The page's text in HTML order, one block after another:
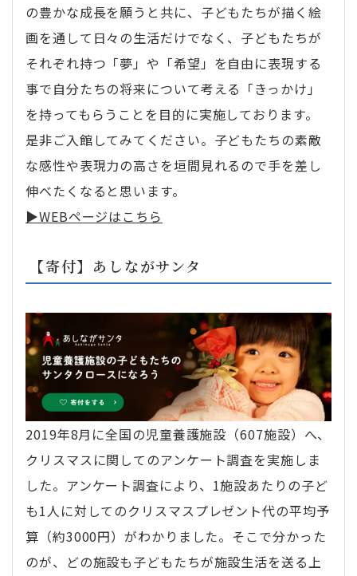
の豊かな成長を願うと共に、子どもたちが描く絵
画を通して日々の生活だけでなく、子どもたちが
それぞれ持つ「夢」や「希望」を自由に表現する
事で自分たちの将来について考える「きっかけ」
を持ってもらうことを目的に実施しております。
是非ご入館してみてください。子どもたちの素敵
な感性や表現力の高さを垣間見れるので手を差し
伸べたくなると思います。
▶︎WEBページはこちら
【寄付】あしながサンタ
2019年8月に全国の児童養護施設（607施設）へ、
クリスマスに関してのアンケート調査を実施しま
した。アンケート調査により、1施設あたりの子ど
も1人に対してのクリスマスプレゼント代の平均予
算（約3000円）がわかりました。そこで分かった
のが、どの施設も子どもたちが施設生活を送る上